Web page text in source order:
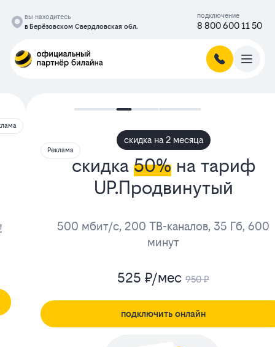
вы находитесь
в Берёзовском Свердловская обл.
подключение
8 800 600 11 50
скидка на 2 месяца
скидка50%на тариф
UP.Продвинутый
500 мбит/с, 200 ТВ-каналов, 35 Гб, 600
минут
525 ₽/мес950 ₽
подключить онлайн
Реклама